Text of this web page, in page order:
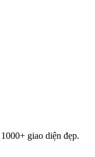
giao diện đẹp.